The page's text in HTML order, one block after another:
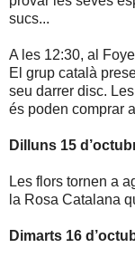
sucs...
A les 12:30, al
El grup català
seu darrer disc.
és poden comprar
Dilluns 15
Les flors tornen a
la Rosa Catalana
Dimarts 16